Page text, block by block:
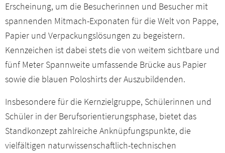
Erscheinung, um die Besucherinnen und Besucher mit
spannenden Mitmach-Exponaten für die Welt von Pappe,
Papier und Verpackungslösungen zu begeistern.
Kennzeichen ist dabei stets die von weitem sichtbare und
fünf Meter Spannweite umfassende Brücke aus Papier
sowie die blauen Poloshirts der Auszubildenden.
Insbesondere für die Kernzielgruppe, Schülerinnen und
Schüler in der Berufsorientierungsphase, bietet das
Standkonzept zahlreiche Anknüpfungspunkte, die
vielfältigen naturwissenschaftlich-technischen